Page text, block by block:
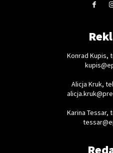
Konrad Kupis,
Alicja Kruk,
Karina Tessar,